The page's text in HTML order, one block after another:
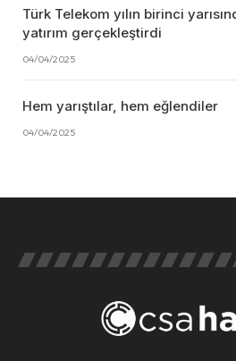
Türk Telekom yılın birinci
yatırım gerçekleştirdi
04/04/2025
Hem yarıştılar, hem eğlendiler
04/04/2025